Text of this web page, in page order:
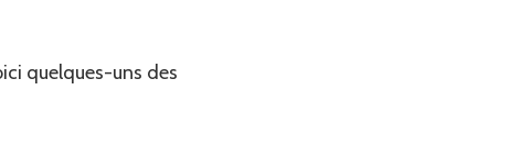
quelques-uns des